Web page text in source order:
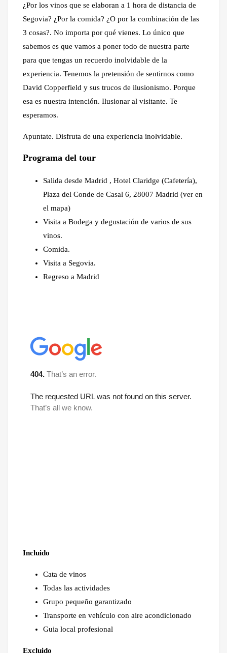
¿Por los vinos que se elaboran a 1 hora de distancia de
Segovia? ¿Por la comida? ¿O por la combinación de las
3 cosas?. No importa por qué vienes. Lo único que
sabemos es que vamos a poner todo de nuestra parte
para que tengas un recuerdo inolvidable de la
experiencia. Tenemos la pretensión de sentirnos como
David Copperfield y sus trucos de ilusionismo. Porque
esa es nuestra intención. Ilusionar al visitante. Te
esperamos.
Apuntate. Disfruta de una experiencia inolvidable.
Programa del tour
Salida desde Madrid , Hotel Claridge (Cafetería),
Plaza del Conde de Casal 6, 28007 Madrid (ver en
el mapa)
Visita a Bodega y degustación de varios de sus
vinos.
Comida.
Visita a Segovia.
Regreso a Madrid
Incluido
Cata de vinos
Todas las actividades
Grupo pequeño garantizado
Transporte en vehículo con aire acondicionado
Guia local profesional
Excluido